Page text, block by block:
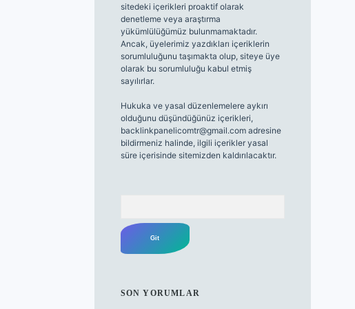
sitedeki içerikleri proaktif olarak
denetleme veya araştırma
yükümlülüğümüz bulunmamaktadır.
Ancak, üyelerimiz yazdıkları içeriklerin
sorumluluğunu taşımakta olup, siteye üye
olarak bu sorumluluğu kabul etmiş
sayılırlar.
Hukuka ve yasal düzenlemelere aykırı
olduğunu düşündüğünüz içerikleri,
backlinkpanelicomtr@gmail.comadresine
bildirmeniz halinde, ilgili içerikler yasal
süre içerisinde sitemizden kaldırılacaktır.
SON YORUMLAR